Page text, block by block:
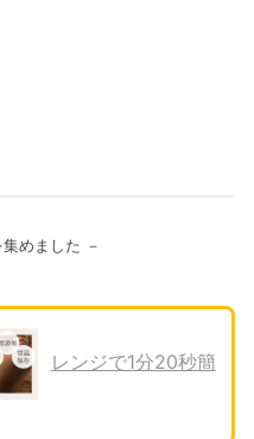
めました －
レンジで1分20秒簡